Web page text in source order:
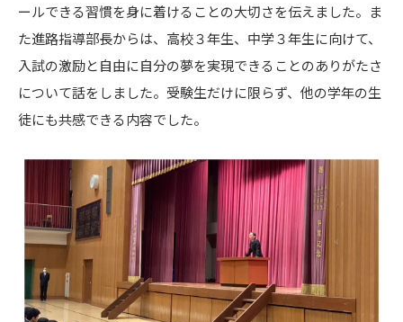
ールできる習慣を身に着けることの大切さを伝えました。ま
た進路指導部長からは、高校３年生、中学３年生に向けて、
入試の激励と自由に自分の夢を実現できることのありがたさ
について話をしました。受験生だけに限らず、他の学年の生
徒にも共感できる内容でした。